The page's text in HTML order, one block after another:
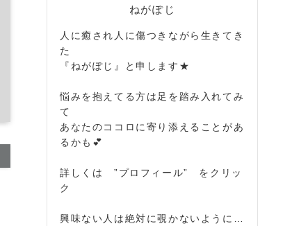
ねがぽじ
人に癒され人に傷つきながら生きてき
た
『ねがぽじ』と申します★
悩みを抱えてる方は足を踏み入れてみ
て
あなたのココロに寄り添えることがあ
るかも💕
詳しくは ”プロフィール” をクリッ
ク
興味ない人は絶対に覗かないように…